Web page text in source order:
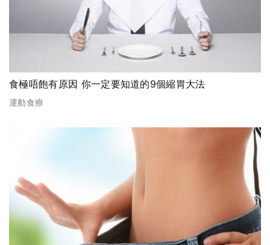
食極唔飽有原因 你一定要知道的9個縮胃大法
運動食療